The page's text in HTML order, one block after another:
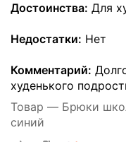
Достоинства: Для
Недостатки: Нет
Комментарий:
худенького
Товар — Брюки
синий